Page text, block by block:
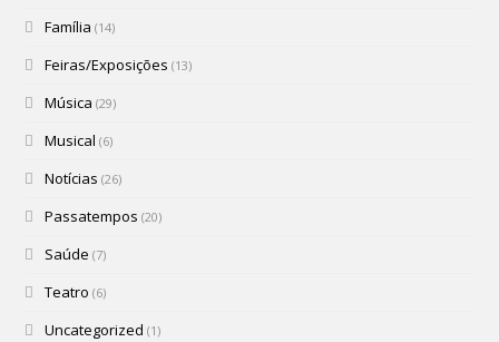
Família (14)
Feiras/Exposições (13)
Música (29)
Musical (6)
Notícias (26)
Passatempos (20)
Saúde (7)
Teatro (6)
Uncategorized (1)